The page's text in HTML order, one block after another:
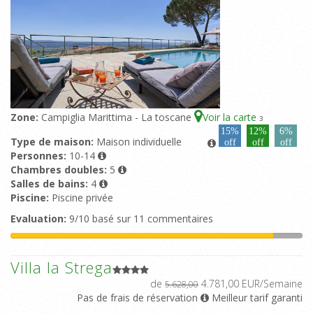
Zone: Campiglia Marittima - La toscane Voir la carte 3
15%
off
12%
off
6%
off
Type de maison: Maison individuelle
Personnes: 10-14
Chambres doubles: 5
Salles de bains: 4
Piscine: Piscine privée
Evaluation: 9/10 basé sur 11 commentaires
Villa la Strega
de 5.628,00 4.781,00 EUR/Semaine
Pas de frais de réservation
Meilleur tarif garanti